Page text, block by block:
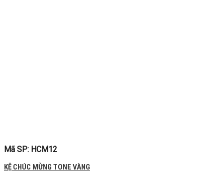
Mã SP: HCM12
KỆ CHÚC MỪNG TONE VÀNG